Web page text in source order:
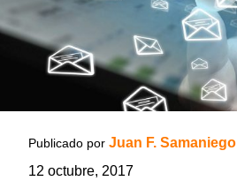
Publicado por Juan F. Samaniego
12 octubre, 2017